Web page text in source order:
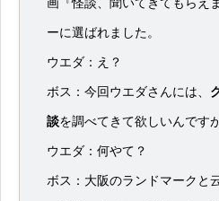
ーに選ばれました。
ウエダ：え？
ボス：今回ウエダさんには、
談を調べてきて欲しいんです
ウエダ：何やて？
ボス：大阪のランドマークと